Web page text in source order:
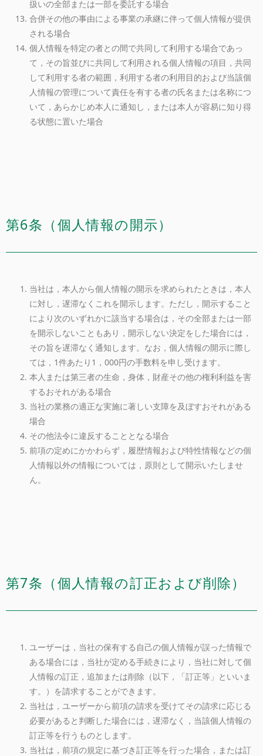
扱いの全部または一部を委託する場合
合併その他の事由による事業の承継に伴って個人情報が提供
される場合
個人情報を特定の者との間で共同して利用する場合であっ
て，その旨並びに共同して利用される個人情報の項目，共同
して利用する者の範囲，利用する者の利用目的および当該個
人情報の管理について責任を有する者の氏名または名称につ
いて，あらかじめ本人に通知し，または本人が容易に知り得
る状態に置いた場合
第6条（個人情報の開示）
当社は，本人から個人情報の開示を求められたときは，本人
に対し，遅滞なくこれを開示します。ただし，開示すること
により次のいずれかに該当する場合は，その全部または一部
を開示しないこともあり，開示しない決定をした場合には，
その旨を遅滞なく通知します。なお，個人情報の開示に際し
ては，1件あたり1，000円の手数料を申し受けます。
本人または第三者の生命，身体，財産その他の権利利益を害
するおそれがある場合
当社の業務の適正な実施に著しい支障を及ぼすおそれがある
場合
その他法令に違反することとなる場合
前項の定めにかかわらず，履歴情報および特性情報などの個
人情報以外の情報については，原則として開示いたしませ
ん。
第7条（個人情報の訂正および削除）
ユーザーは，当社の保有する自己の個人情報が誤った情報で
ある場合には，当社が定める手続きにより，当社に対して個
人情報の訂正，追加または削除（以下，「訂正等」といいま
す。）を請求することができます。
当社は，ユーザーから前項の請求を受けてその請求に応じる
必要があると判断した場合には，遅滞なく，当該個人情報の
訂正等を行うものとします。
当社は，前項の規定に基づき訂正等を行った場合，または訂